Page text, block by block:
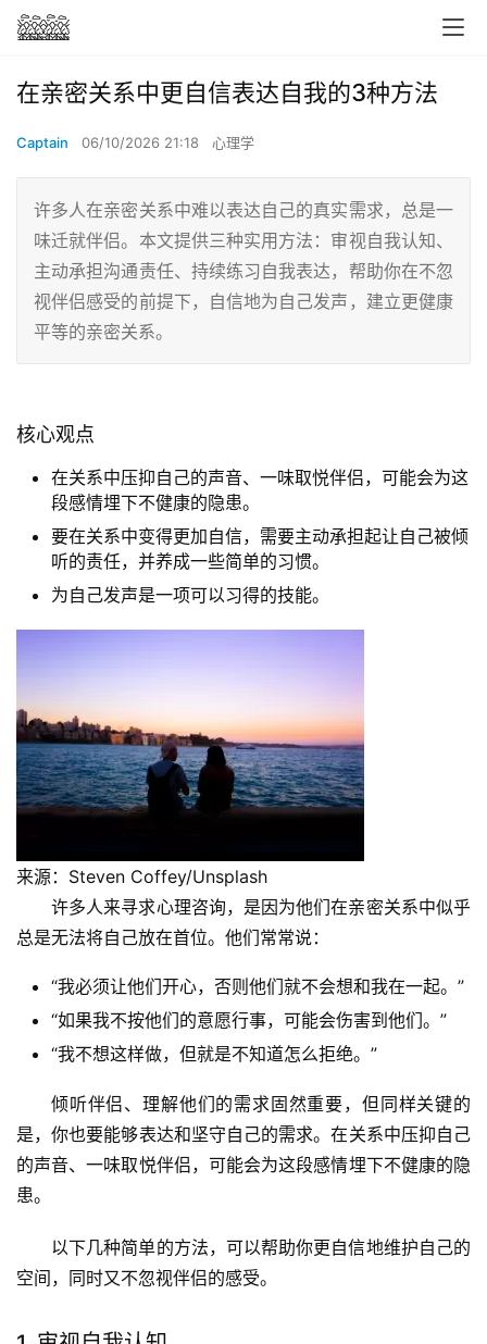
在亲密关系中更自信表达自我的3种方法
Captain 06/10/2026 21:18 心理学
许多人在亲密关系中难以表达自己的真实需求，总是一
味迁就伴侣。本文提供三种实用方法：审视自我认知、
主动承担沟通责任、持续练习自我表达，帮助你在不忽
视伴侣感受的前提下，自信地为自己发声，建立更健康
平等的亲密关系。
核心观点
在关系中压抑自己的声音、一味取悦伴侣，可能会为这
段感情埋下不健康的隐患。
要在关系中变得更加自信，需要主动承担起让自己被倾
听的责任，并养成一些简单的习惯。
为自己发声是一项可以习得的技能。
来源：Steven Coffey/Unsplash
许多人来寻求心理咨询，是因为他们在亲密关系中似乎
总是无法将自己放在首位。他们常常说：
“我必须让他们开心，否则他们就不会想和我在一起。”
“如果我不按他们的意愿行事，可能会伤害到他们。”
“我不想这样做，但就是不知道怎么拒绝。”
倾听伴侣、理解他们的需求固然重要，但同样关键的
是，你也要能够表达和坚守自己的需求。在关系中压抑自己
的声音、一味取悦伴侣，可能会为这段感情埋下不健康的隐
患。
以下几种简单的方法，可以帮助你更自信地维护自己的
空间，同时又不忽视伴侣的感受。